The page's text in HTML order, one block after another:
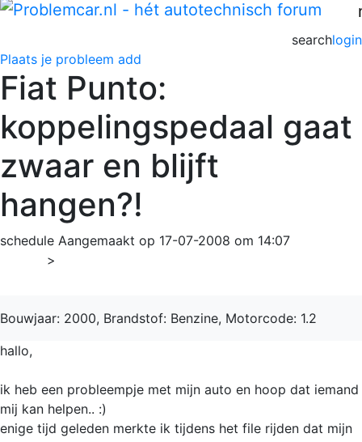
login
search
Plaats je probleem add
Fiat Punto:
koppelingspedaal gaat
zwaar en blijft
hangen?!
schedule Aangemaakt op 17-07-2008 om 14:07
>
Bouwjaar: 2000, Brandstof: Benzine, Motorcode: 1.2
hallo,
ik heb een probleempje met mijn auto en hoop dat iemand
mij kan helpen.. :)
enige tijd geleden merkte ik tijdens het file rijden dat mijn